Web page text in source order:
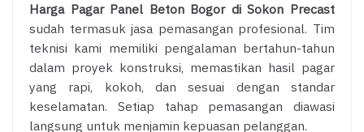
Harga Pagar Panel Beton Bogor di Sokon Precast
sudah termasuk jasa pemasangan profesional. Tim
teknisi kami memiliki pengalaman bertahun-tahun
dalam proyek konstruksi, memastikan hasil pagar
yang rapi, kokoh, dan sesuai dengan standar
keselamatan. Setiap tahap pemasangan diawasi
langsung untuk menjamin kepuasan pelanggan.